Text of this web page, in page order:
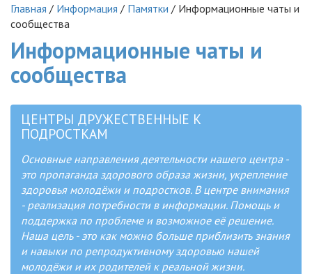
Главная / Информация / Памятки / Информационные чаты и
сообщества
Информационные чаты и
сообщества
ЦЕНТРЫ ДРУЖЕСТВЕННЫЕ К
ПОДРОСТКАМ
Основные направления деятельности нашего центра -
это пропаганда здорового образа жизни, укрепление
здоровья молодёжи и подростков. В центре внимания
- реализация потребности в информации. Помощь и
поддержка по проблеме и возможное её решение.
Наша цель - это как можно больше приблизить знания
и навыки по репродуктивному здоровью нашей
молодёжи и их родителей к реальной жизни.